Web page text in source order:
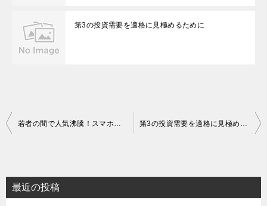
第3の投資需要を適格に見極めるために
投
ビ
ゲ
若者の間で人気沸騰！スマホで投資術 第3の投資需要を適格に見極めるために
最近の投稿